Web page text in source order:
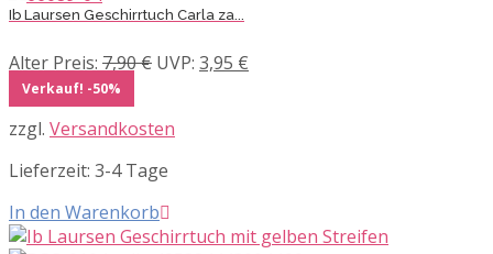
Ib Laursen Geschirrtuch Carla za...
Alter Preis: 7,90€ Ursprünglicher
7,90 €
UVP: 3,95 €
Verkauf! -50%
zzgl. Versandkosten
Lieferzeit: 3-4 Tage
In den Warenkorb